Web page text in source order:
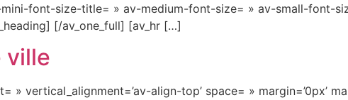
font-size-title= » av-medium-font-size= » av-small-font-
[/av_one_full] [av_hr […]
ville
» vertical_alignment=’av-align-top’ space= » margin=’0px’